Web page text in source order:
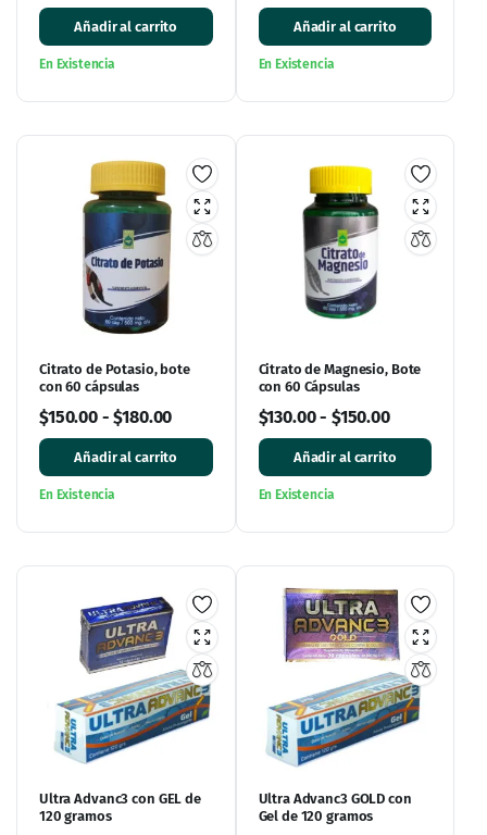
Añadir al carrito
En Existencia
Añadir al carrito
En Existencia
Citrato de Potasio, bote
con 60 cápsulas
$150.00-$180.00
Añadir al carrito
En Existencia
Citrato de Magnesio, Bote
con 60 Cápsulas
$130.00- $150.00
Añadir al carrito
En Existencia
Ultra Advanc3 con GEL de
120 gramos
Ultra Advanc3 GOLD con
Gel de 120 gramos